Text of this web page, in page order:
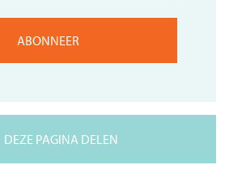
DEZE PAGINA DELEN